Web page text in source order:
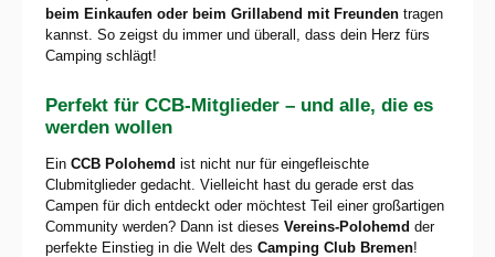
beim Einkaufen oder beim Grillabend mit Freunden tragen
kannst. So zeigst du immer und überall, dass dein Herz fürs
Camping schlägt!
Perfekt für CCB-Mitglieder – und alle, die es
werden wollen
Ein CCB Polohemd ist nicht nur für eingefleischte
Clubmitglieder gedacht. Vielleicht hast du gerade erst das
Campen für dich entdeckt oder möchtest Teil einer großartigen
Community werden? Dann ist dieses Vereins-Polohemd der
perfekte Einstieg in die Welt des Camping Club Bremen!